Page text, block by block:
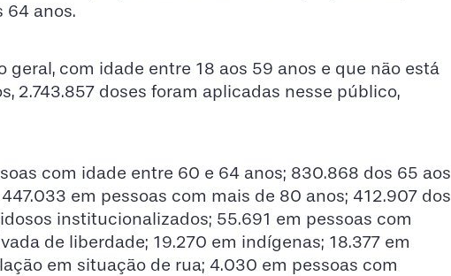
64 anos.
com idade entre 18 aos 59 anos e que não está
2.743.857 doses foram aplicadas nesse público,
com idade entre 60 e 64 anos; 830.868 dos 65 aos
em pessoas com mais de 80 anos; 412.907 dos
institucionalizados; 55.691 em pessoas com
de liberdade; 19.270 em indígenas; 18.377 em
em situação de rua; 4.030 em pessoas com